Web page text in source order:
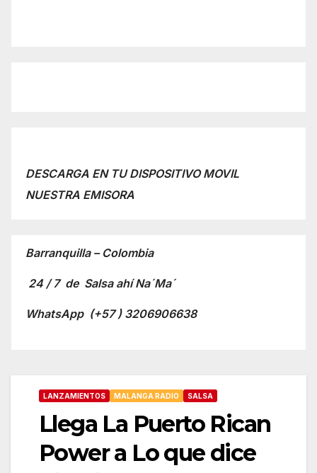
DESCARGA EN TU DISPOSITIVO MOVIL
NUESTRA EMISORA
Barranquilla – Colombia
24 / 7 de Salsa ahí Na´Ma´
WhatsApp (+57 ) 3206906638
LANZAMIENTOS MALANGA RADIO SALSA
Llega La Puerto Rican
Power a Lo que dice